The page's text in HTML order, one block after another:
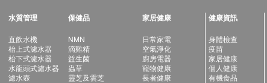
水質管理
直飲水機
枱上式濾水器
枱下式濾水器
水龍頭式濾水器
濾水壺
保健品
NMN
滴雞精
益生菌
蟲草
靈芝及雲芝
家居健康
日常家電
空氣淨化
廚房電器
寵物健康
長者健康
健康資訊
身體檢查
疫苗
家居健康
個人健康
有機食品